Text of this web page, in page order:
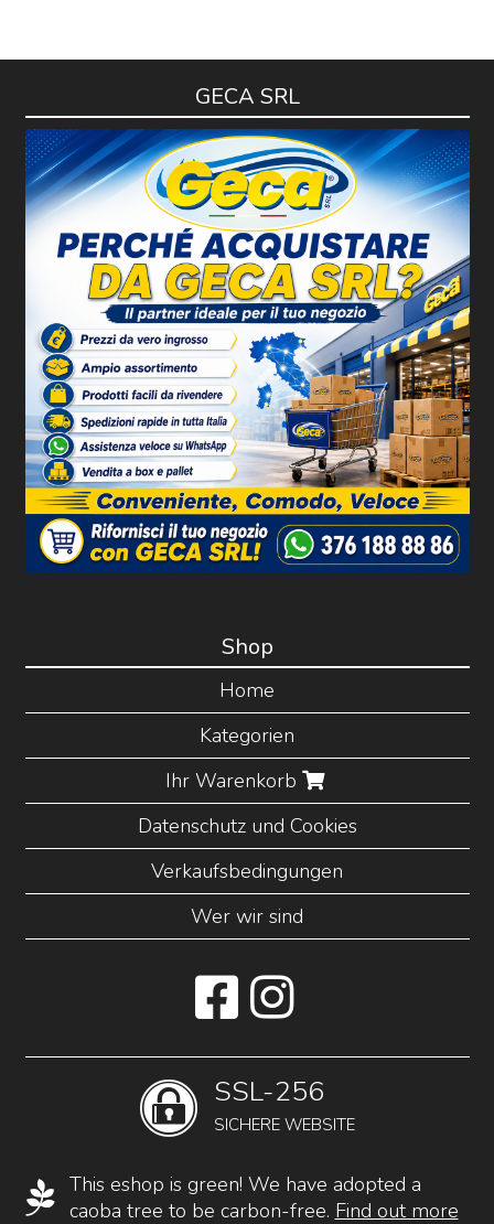
GECA SRL
Shop
Home
Kategorien
Ihr Warenkorb
Datenschutz und Cookies
Verkaufsbedingungen
Wer wir sind
SSL-256
SICHERE WEBSITE
This eshop is green! We have adopted a
caoba tree to be carbon-free. Find out more